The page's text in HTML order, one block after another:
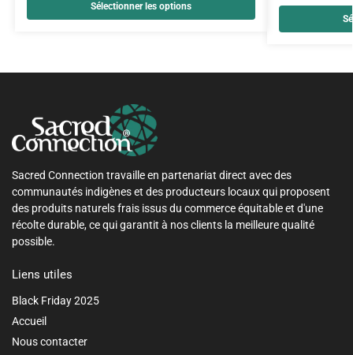
Sélectionner les options
Sacred Connection travaille en partenariat direct avec des
communautés indigènes et des producteurs locaux qui proposent
des produits naturels frais issus du commerce équitable et d'une
récolte durable, ce qui garantit à nos clients la meilleure qualité
possible.
Liens utiles
Black Friday 2025
Accueil
Nous contacter